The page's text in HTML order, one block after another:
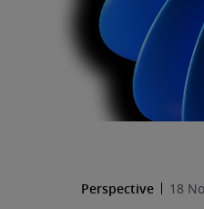
Perspective 18